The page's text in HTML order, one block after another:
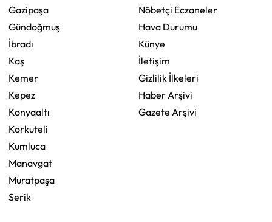
Gazipaşa
Gündoğmuş
İbradı
Kaş
Kemer
Kepez
Konyaaltı
Korkuteli
Kumluca
Manavgat
Muratpaşa
Serik
Nöbetçi Eczaneler
Hava Durumu
Künye
İletişim
Gizlilik İlkeleri
Haber Arşivi
Gazete Arşivi